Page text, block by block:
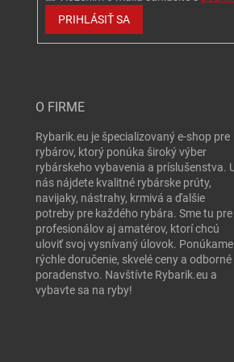
PRIHLÁSIŤ SA
O FIRME
Rybarik.eu je špecializovaný e-shop pre
rybárov, ktorý ponúka široký výber
rybárskeho vybavenia a príslušenstva.
nás nájdete kvalitné rybárske prúty,
navijaky, nástrahy, krmivá a ďalšie
potreby pre každého rybára. Sme tu pre
profesionálov aj amatérov, ktorí chcú
uloviť svoj vysnívaný úlovok. Ponúkame
rýchle doručenie, skvelé ceny a odborné
poradenstvo. Navštívte Rybarik.eu a
vybavte sa na ryby!